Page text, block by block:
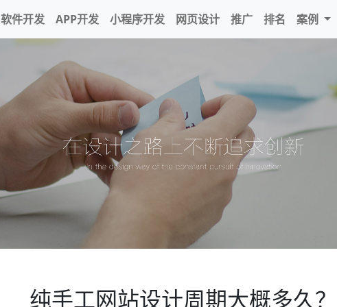
软件开发 APP开发 小程序开发 网页设计 推广 排名 案例
纯手工网站设计周期大概多久？